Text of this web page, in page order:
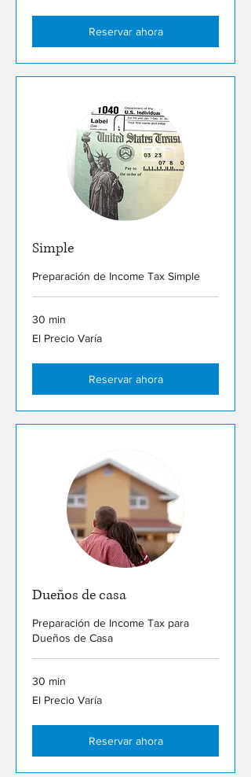
Reservar ahora
Simple
Preparación de Income Tax Simple
30 min
El
Precio
El Precio Varía
Reservar ahora
Dueños de casa
Preparación de Income Tax para
Dueños de Casa
30 min
El
Precio
El Precio Varía
Reservar ahora